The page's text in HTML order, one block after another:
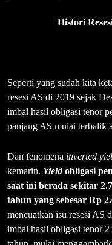
Histori
Seperti yang sudah kita
resesi AS di 2019 sejak
imbal hasil obligasi tenor
panjang AS mulai terbalik
Dan fenomena inverted
kemarin. Yieldobligasi
saat ini berada sekitar
tahun yang sebesar Rp
mencuatkan isu resesi AS
imbal hasil obligasi tenor